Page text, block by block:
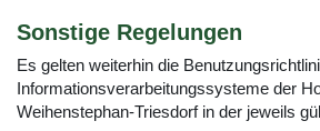
Sonstige Regelungen
Es gelten weiterhin die
Informationsverarbeitungssysteme der
Weihenstephan-Triesdorf in der jeweils